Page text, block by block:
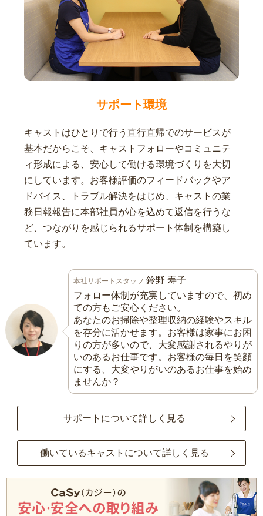
サポート環境
キャストはひとりで行う直行直帰でのサービスが
基本だからこそ、キャストフォローやコミュニテ
ィ形成による、安心して働ける環境づくりを大切
にしています。お客様評価のフィードバックやア
ドバイス、トラブル解決をはじめ、キャストの業
務日報報告に本部社員が心を込めて返信を行うな
ど、つながりを感じられるサポート体制を構築し
ています。
本社サポートスタッフ 鈴野 寿子
フォロー体制が充実していますので、初め
ての方もご安心ください。
あなたのお掃除や整理収納の経験やスキル
を存分に活かせます。お客様は家事にお困
りの方が多いので、大変感謝されるやりが
いのあるお仕事です。お客様の毎日を笑顔
にする、大変やりがいのあるお仕事を始め
ませんか？
サポートについて詳しく見る
働いているキャストについて詳しく見る